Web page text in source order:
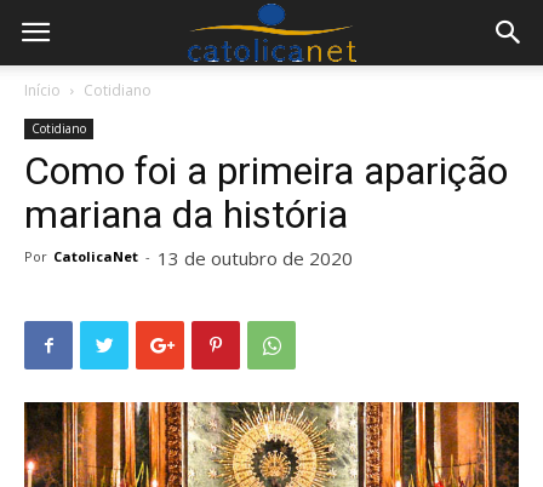
Início Cotidiano
Cotidiano
Como foi a primeira aparição
mariana da história
Por CatolicaNet - 13 de outubro de 2020